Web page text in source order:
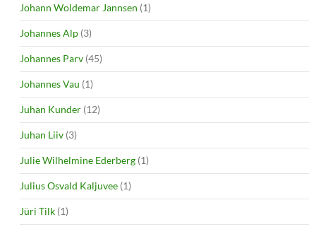
Johann Woldemar Jannsen (1)
Johannes Alp (3)
Johannes Parv (45)
Johannes Vau (1)
Juhan Kunder (12)
Juhan Liiv (3)
Julie Wilhelmine Ederberg (1)
Julius Osvald Kaljuvee (1)
Jüri Tilk (1)